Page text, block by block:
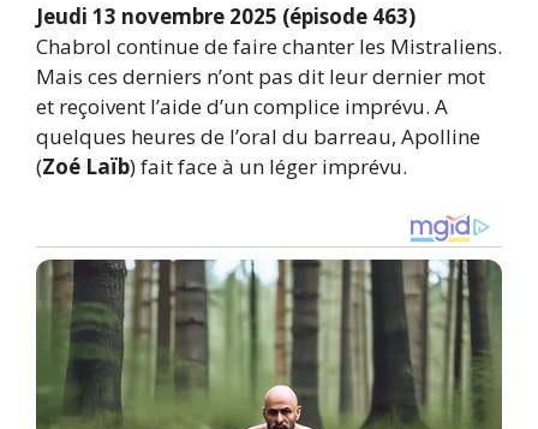
Jeudi 13 novembre 2025 (épisode 463)
Chabrol continue de faire chanter les Mistraliens.
Mais ces derniers n’ont pas dit leur dernier mot
et reçoivent l’aide d’un complice imprévu. A
quelques heures de l’oral du barreau, Apolline
(Zoé Laïb) fait face à un léger imprévu.